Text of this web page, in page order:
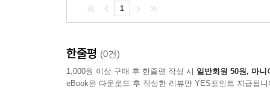
1
한줄평 (0건)
1,000원 이상 구매 후 한줄평 작성 시 일반회원 50원, 마니
eBook은 다운로드 후 작성한 리뷰만 YES포인트 지급됩니